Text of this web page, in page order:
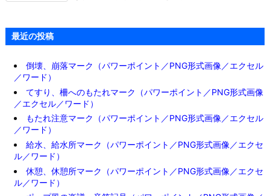
最近の投稿
倒壊、崩落マーク（パワーポイント／PNG形式画像／エクセル
／ワード）
てすり、柵へのもたれマーク（パワーポイント／PNG形式画像
／エクセル／ワード）
もたれ注意マーク（パワーポイント／PNG形式画像／エクセル
／ワード）
給水、給水所マーク（パワーポイント／PNG形式画像／エクセ
ル／ワード）
休憩、休憩所マーク（パワーポイント／PNG形式画像／エクセ
ル／ワード）